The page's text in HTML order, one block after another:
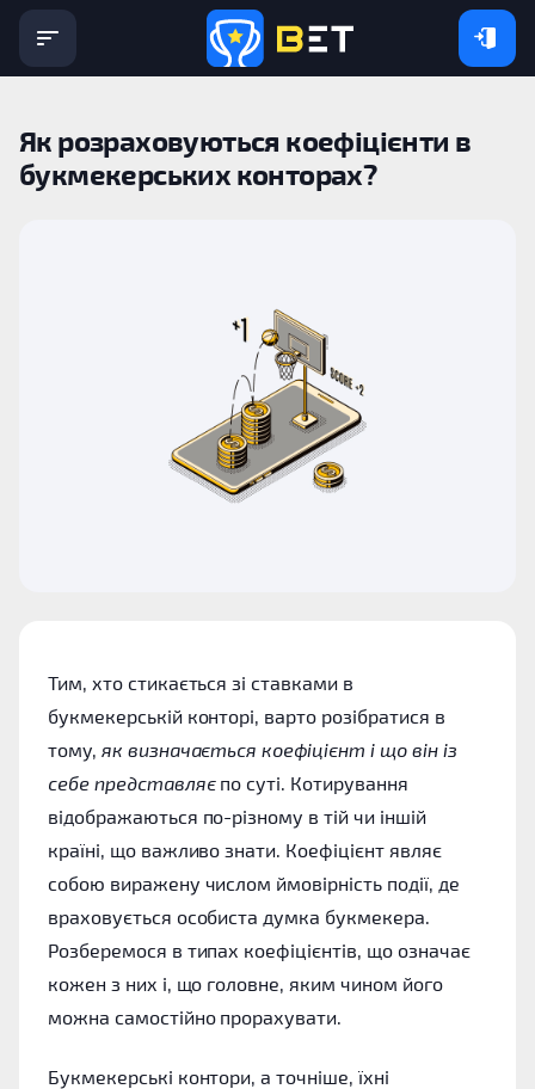
Як розраховуються коефіцієнти в
букмекерських конторах?
Тим, хто стикається зі ставками в
букмекерській конторі, варто розібратися в
тому, як визначається коефіцієнт і що він із
себе представляєпо суті. Котирування
відображаються по-різному в тій чи іншій
країні, що важливо знати. Коефіцієнт являє
собою виражену числом ймовірність події, де
враховується особиста думка букмекера.
Розберемося в типах коефіцієнтів, що означає
кожен з них і, що головне, яким чином його
можна самостійно прорахувати.
Букмекерські контори, а точніше, їхні